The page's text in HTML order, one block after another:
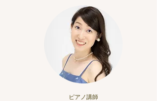
ピアノ講師